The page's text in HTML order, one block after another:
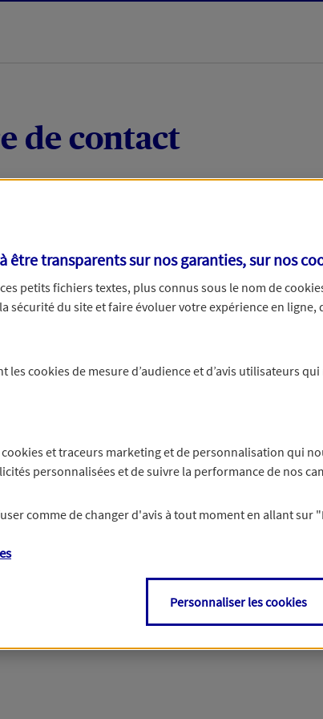
de contact
vous concernant. Pour plus d’informations,
être transparents sur nos garanties, sur nos
petits fichiers textes, plus connus sous le nom de
du site et faire évoluer votre expérience en ligne,
lescookiesde mesure d’audience et d’avis utilisateurs
cookies et traceurs marketing et de personnalisation qui
personnalisées et de suivre la performance de nos
comme de changer d'avis à tout moment en allant sur
Personnaliser les cookies